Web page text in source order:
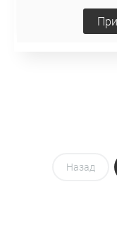
ЮБКА 4К-2293С
Назад